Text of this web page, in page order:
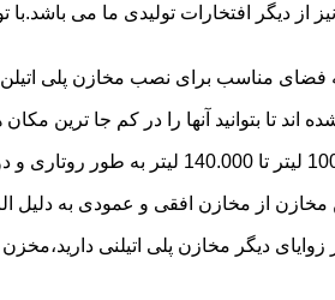
اتیلن مکعبی تا حجم 30 هزار لیتر نیز از دیگر
فضای مناسب برای نصب مخازن پلی اتیلن
تا بتوانید آنها را در کم جا ترین مکان
از مخازن افقی و عمودی به دلیل
دیگر مخازن پلی اتیلنی دارید،مخزن